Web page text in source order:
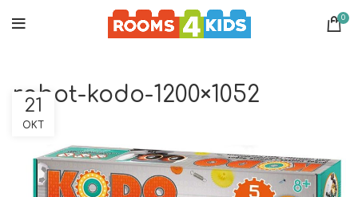
0
robot-kodo-1200×1052
21
ΟΚΤ